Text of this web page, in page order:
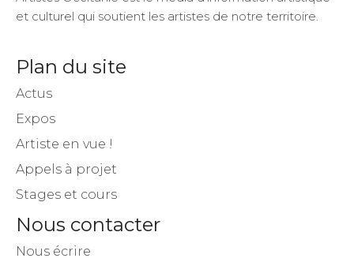
et culturel qui soutient les artistes de notre territoire.
Plan du site
Actus
Expos
Artiste en vue !
Appels à projet
Stages et cours
Nous contacter
Nous écrire